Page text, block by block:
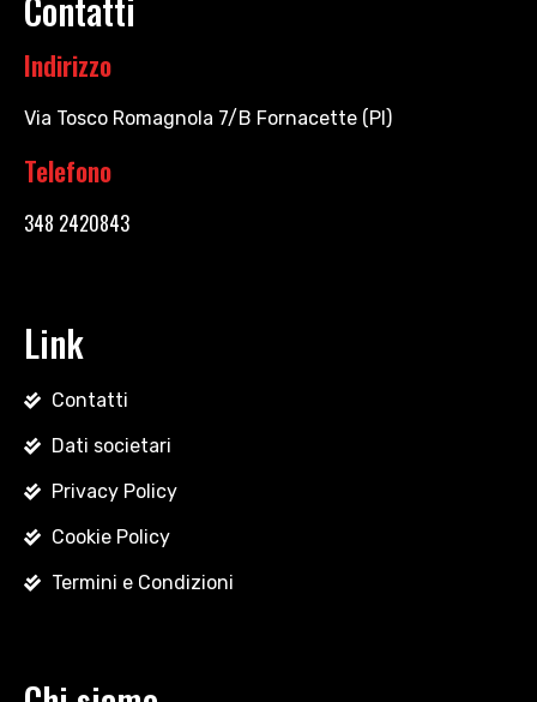
Indirizzo
Via Tosco Romagnola 7/B Fornacette (PI)
Telefono
348 2420843
Link
Contatti
Dati societari
Privacy Policy
Cookie Policy
Termini e Condizioni